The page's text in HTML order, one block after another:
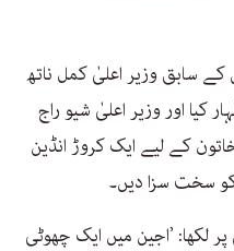
کے سابق وزیر اعلیٰ کمل ناتھ
کیا اور وزیر اعلیٰ شیو راج
کے لیے ایک کروڑ انڈین
کو سخت سزا دیں۔
لکھا: ’اجین میں ایک چھوٹی